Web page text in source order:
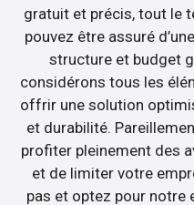
gratuit et précis, tout le
pouvez être assuré
structure et budget
considérons tous les
offrir une solution
et durabilité.
profiter pleinement des
et de limiter votre
pas et optez pour notre